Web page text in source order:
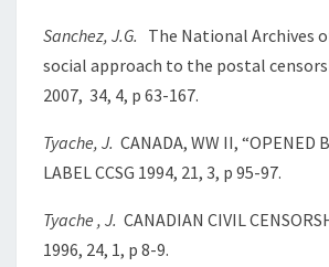
Sanchez, J.G. The National Archives
social approach to the postal
2007, 34, 4, p 63-167.
Tyache, J. CANADA, WW II, “OPENED
LABEL CCSG 1994, 21, 3, p 95-97.
Tyache , J. CANADIAN CIVIL
1996, 24, 1, p 8-9.